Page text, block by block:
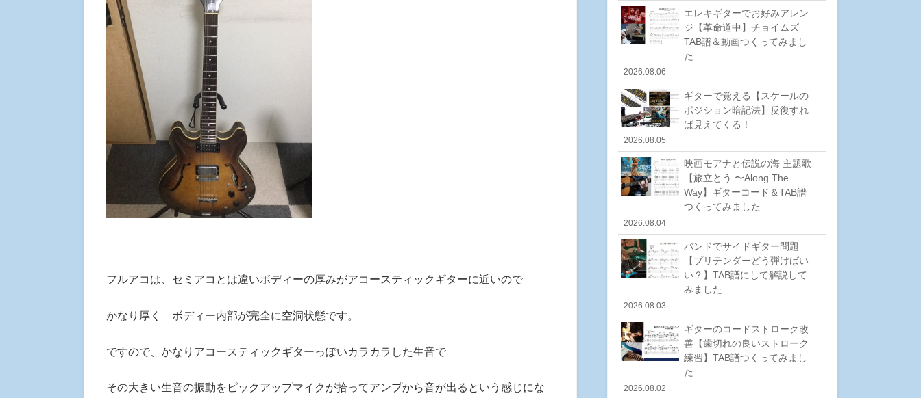
フルアコは、セミアコとは違いボディーの厚みがアコースティックギターに近いので
かなり厚く ボディー内部が完全に空洞状態です。
ですので、かなりアコースティックギターっぽいカラカラした生音で
その大きい生音の振動をピックアップマイクが拾ってアンプから音が出るという感じにな
エレキギターでお好みアレン
ジ【革命道中】チョイムズ
TAB譜＆動画つくってみまし
た
2026.08.06
ギターで覚える【スケールの
ポジション暗記法】反復すれ
ば見えてくる！
2026.08.05
映画モアナと伝説の海 主題歌
【旅立とう 〜Along The
Way】ギターコード＆TAB譜
つくってみました
2026.08.04
バンドでサイドギター問題
【プリテンダーどう弾けばい
い？】TAB譜にして解説して
みました
2026.08.03
ギターのコードストローク改
善【歯切れの良いストローク
練習】TAB譜つくってみまし
た
2026.08.02